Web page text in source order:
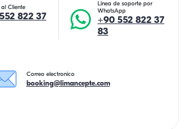
al Cliente
822 37
Linea de soporte por
WhatsApp
+90 552 822 37
83
Correo electronico
booking@limancepte.com